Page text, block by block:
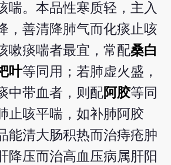
喘。本品性寒质轻，主入
，善清降肺气而化痰止咳
嗽痰喘者最宜，常配桑白
叶等同用；若肺虚火盛，
中带血者，则配阿胶等同
止咳平喘，如补肺阿胶
能清大肠积热而治痔疮肿
降压而治高血压病属肝阳